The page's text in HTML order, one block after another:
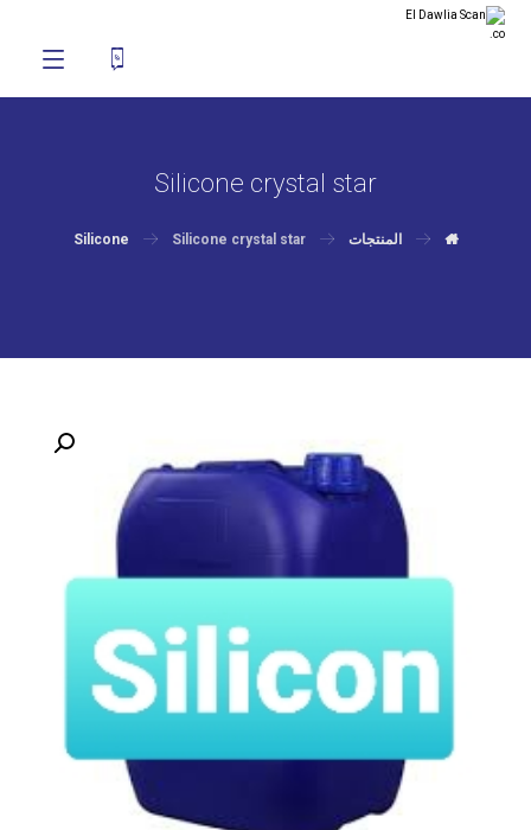
Silicone crystal star
المنتجات Silicone Silicone crystal star